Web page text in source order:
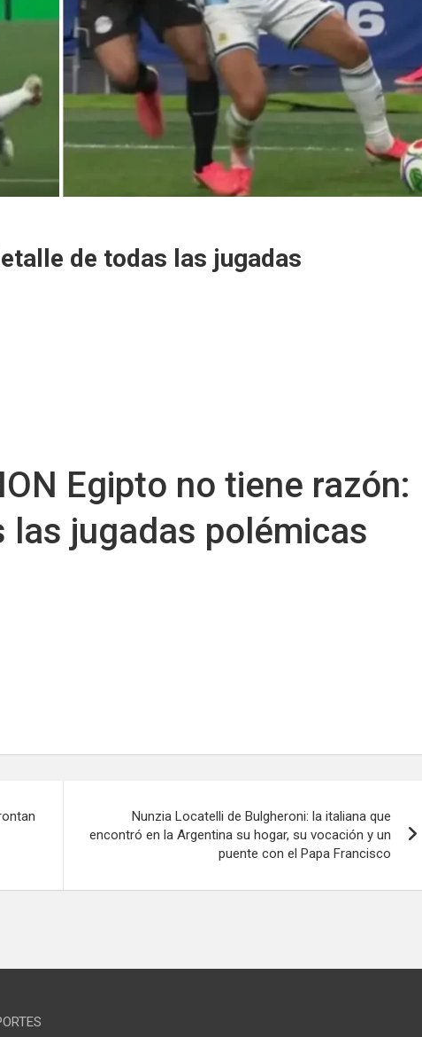
de todas las jugadas
Egipto no tiene razón:
jugadas polémicas
Nunzia Locatelli de Bulgheroni: la italiana que
encontró en la Argentina su hogar, su vocación y un
puente con el Papa Francisco